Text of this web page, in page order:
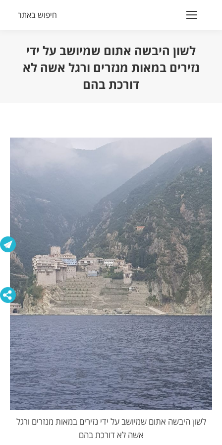
Search:
חיפוש באתר
לשון היבשה אתום שמיושב על ידי
נזירים במאות מנזרים ורגל אשה לא
דורכת בהם
לשון היבשה אתום שמיושב על ידי נזירים במאות מנזרים ורגל
אשה לא דורכת בהם